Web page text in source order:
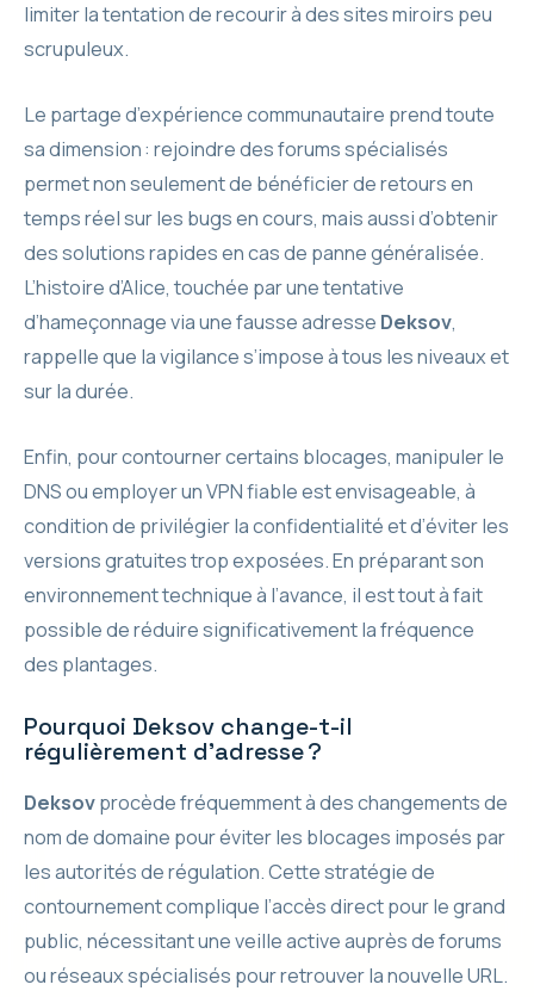
limiter la tentation de recourir à des sites miroirs peu
scrupuleux.
Le partage d’expérience communautaire prend toute
sa dimension : rejoindre des forums spécialisés
permet non seulement de bénéficier de retours en
temps réel sur les bugs en cours, mais aussi d’obtenir
des solutions rapides en cas de panne généralisée.
L’histoire d’Alice, touchée par une tentative
d’hameçonnage via une fausse adresse Deksov,
rappelle que la vigilance s’impose à tous les niveaux et
sur la durée.
Enfin, pour contourner certains blocages, manipuler le
DNS ou employer un VPN fiable est envisageable, à
condition de privilégier la confidentialité et d’éviter les
versions gratuites trop exposées. En préparant son
environnement technique à l’avance, il est tout à fait
possible de réduire significativement la fréquence
des plantages.
Pourquoi Deksov change-t-il
régulièrement d’adresse ?
Deksovprocède fréquemment à des changements de
nom de domaine pour éviter les blocages imposés par
les autorités de régulation. Cette stratégie de
contournement complique l’accès direct pour le grand
public, nécessitant une veille active auprès de forums
ou réseaux spécialisés pour retrouver la nouvelle URL.